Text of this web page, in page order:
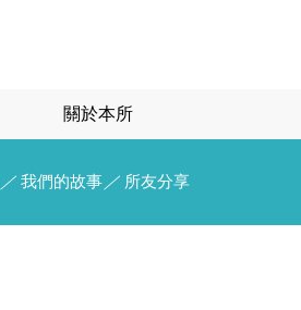
關於本所
／ 我們的故事 ／ 所友分享